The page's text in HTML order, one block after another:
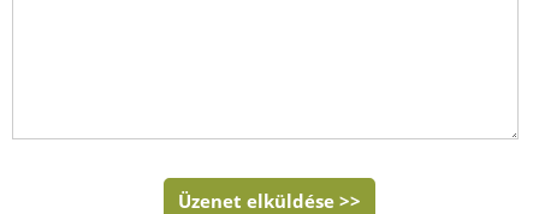
Üzenet elküldése >>